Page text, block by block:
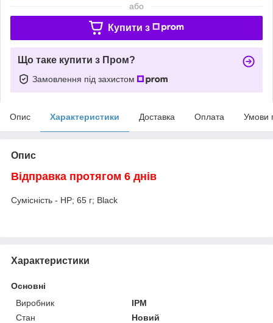
або
Купити з
Що таке купити з Пром?
Замовлення під захистом
Опис Характеристики Доставка Оплата Умови
Опис
Відправка протягом 6 днів
Сумісність - HP; 65 г; Black
Характеристики
Основні
Виробник
IPM
Стан
Новий